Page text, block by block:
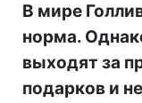
В мире
норма.
выходят за
подарков и